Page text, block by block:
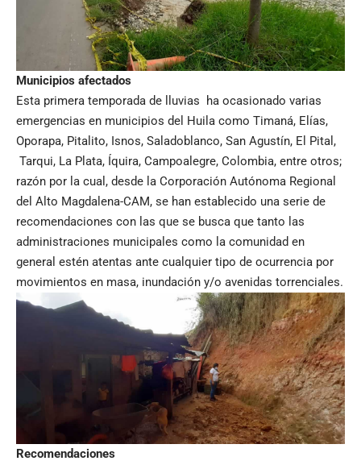
Municipios afectados
Esta primera temporada de lluvias ha ocasionado varias
emergencias en municipios del Huila como Timaná, Elías,
Oporapa, Pitalito, Isnos, Saladoblanco, San Agustín, El Pital,
Tarqui, La Plata, Íquira, Campoalegre, Colombia, entre otros;
razón por la cual, desde la Corporación Autónoma Regional
del Alto Magdalena-CAM, se han establecido una serie de
recomendaciones con las que se busca que tanto las
administraciones municipales como la comunidad en
general estén atentas ante cualquier tipo de ocurrencia por
movimientos en masa, inundación y/o avenidas torrenciales.
Recomendaciones